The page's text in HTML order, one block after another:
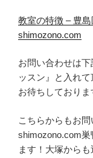
教室の特徴 – 豊
shimozono.com
お問い合わせは
ッスン』と入れ
お待ちしておりま
こちらからもお
shimozono.com
ます！大塚からも